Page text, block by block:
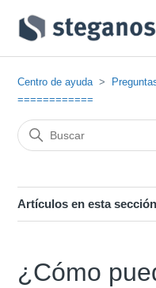
Centro de ayuda
============
Artículos en esta sección
¿Cómo